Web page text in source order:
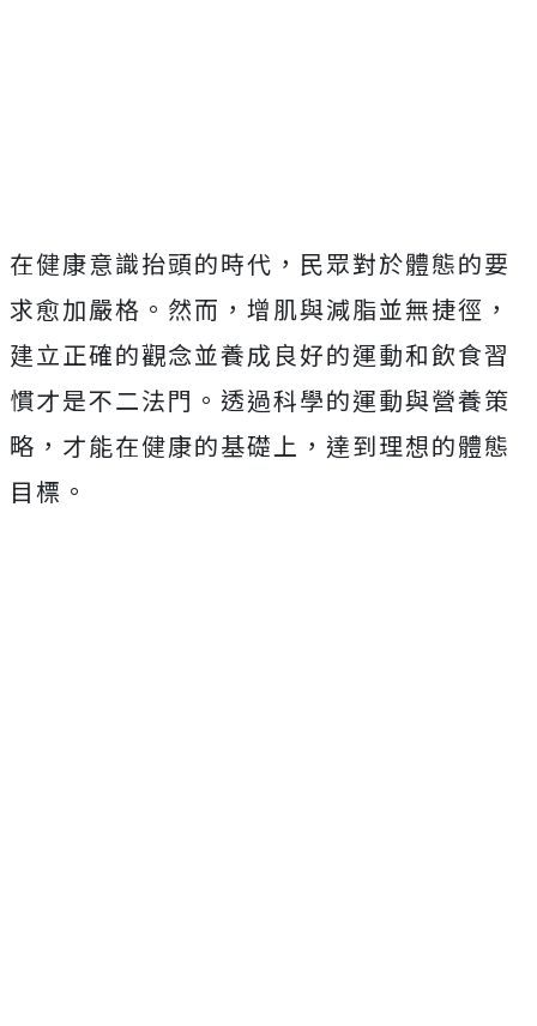
在健康意識抬頭的時代，民眾對於體態的要
求愈加嚴格。然而，增肌與減脂並無捷徑，
建立正確的觀念並養成良好的運動和飲食習
慣才是不二法門。透過科學的運動與營養策
略，才能在健康的基礎上，達到理想的體態
目標。